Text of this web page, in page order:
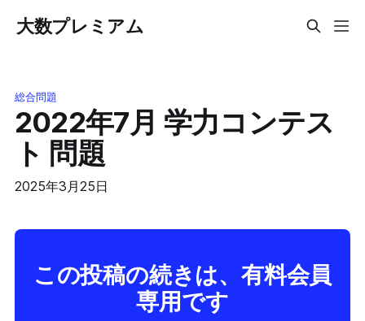
大数プレミアム
総合問題
2022年7月 学力コンテス
ト 問題
2025年3月25日
この投稿の続きは、有料会員
専用です